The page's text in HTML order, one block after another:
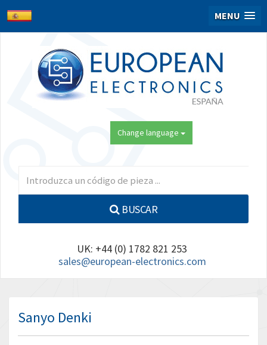
MENU
Change language
BUSCAR
UK: +44 (0) 1782 821 253
sales@european-electronics.com
Sanyo Denki